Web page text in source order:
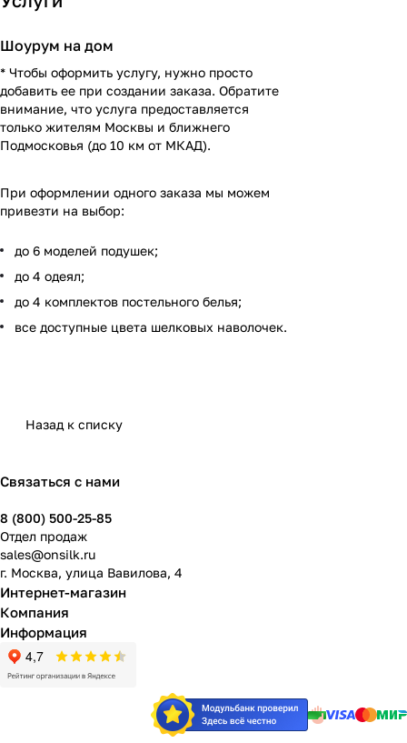
Шоурум на дом
* Чтобы оформить услугу, нужно просто
добавить ее при создании заказа. Обратите
внимание, что услуга предоставляется
только жителям Москвы и ближнего
Подмосковья (до 10 км от МКАД).
При оформлении одного заказа мы можем
привезти на выбор:
до 6 моделей подушек;
до 4 одеял;
до 4 комплектов постельного белья;
все доступные цвета шелковых наволочек.
Назад к списку
Связаться с нами
8 (800) 500-25-85
Отдел продаж
sales@onsilk.ru
г. Москва, улица Вавилова, 4
Интернет-магазин
Компания
Информация